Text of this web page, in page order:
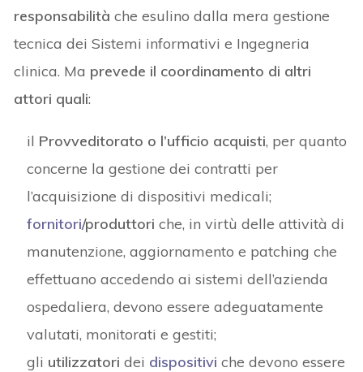
responsabilità che esulino dalla mera gestione
tecnica dei Sistemi informativi e Ingegneria
clinica. Ma prevede il coordinamento di altri
attori quali:
il Provveditorato o l’ufficio acquisti, per quanto
concerne la gestione dei contratti per
l’acquisizione di dispositivi medicali;
fornitori/produttori che, in virtù delle attività di
manutenzione, aggiornamento e patching che
effettuano accedendo ai sistemi dell’azienda
ospedaliera, devono essere adeguatamente
valutati, monitorati e gestiti;
gli utilizzatoridei dispositivi che devono essere